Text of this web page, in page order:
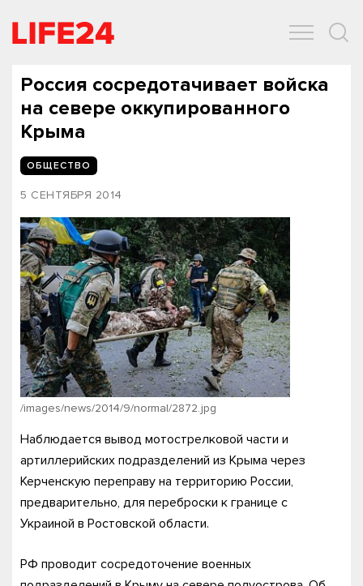
Россия сосредотачивает войска
на севере оккупированного
Крыма
ОБЩЕСТВО
5 СЕНТЯБРЯ 2014
/images/news/2014/9/normal/2872.jpg
Наблюдается вывод мотострелковой части и
артиллерийских подразделений из Крыма через
Керченскую переправу на территорию России,
предварительно, для переброски к границе с
Украиной в Ростовской области.
РФ проводит сосредоточение военных